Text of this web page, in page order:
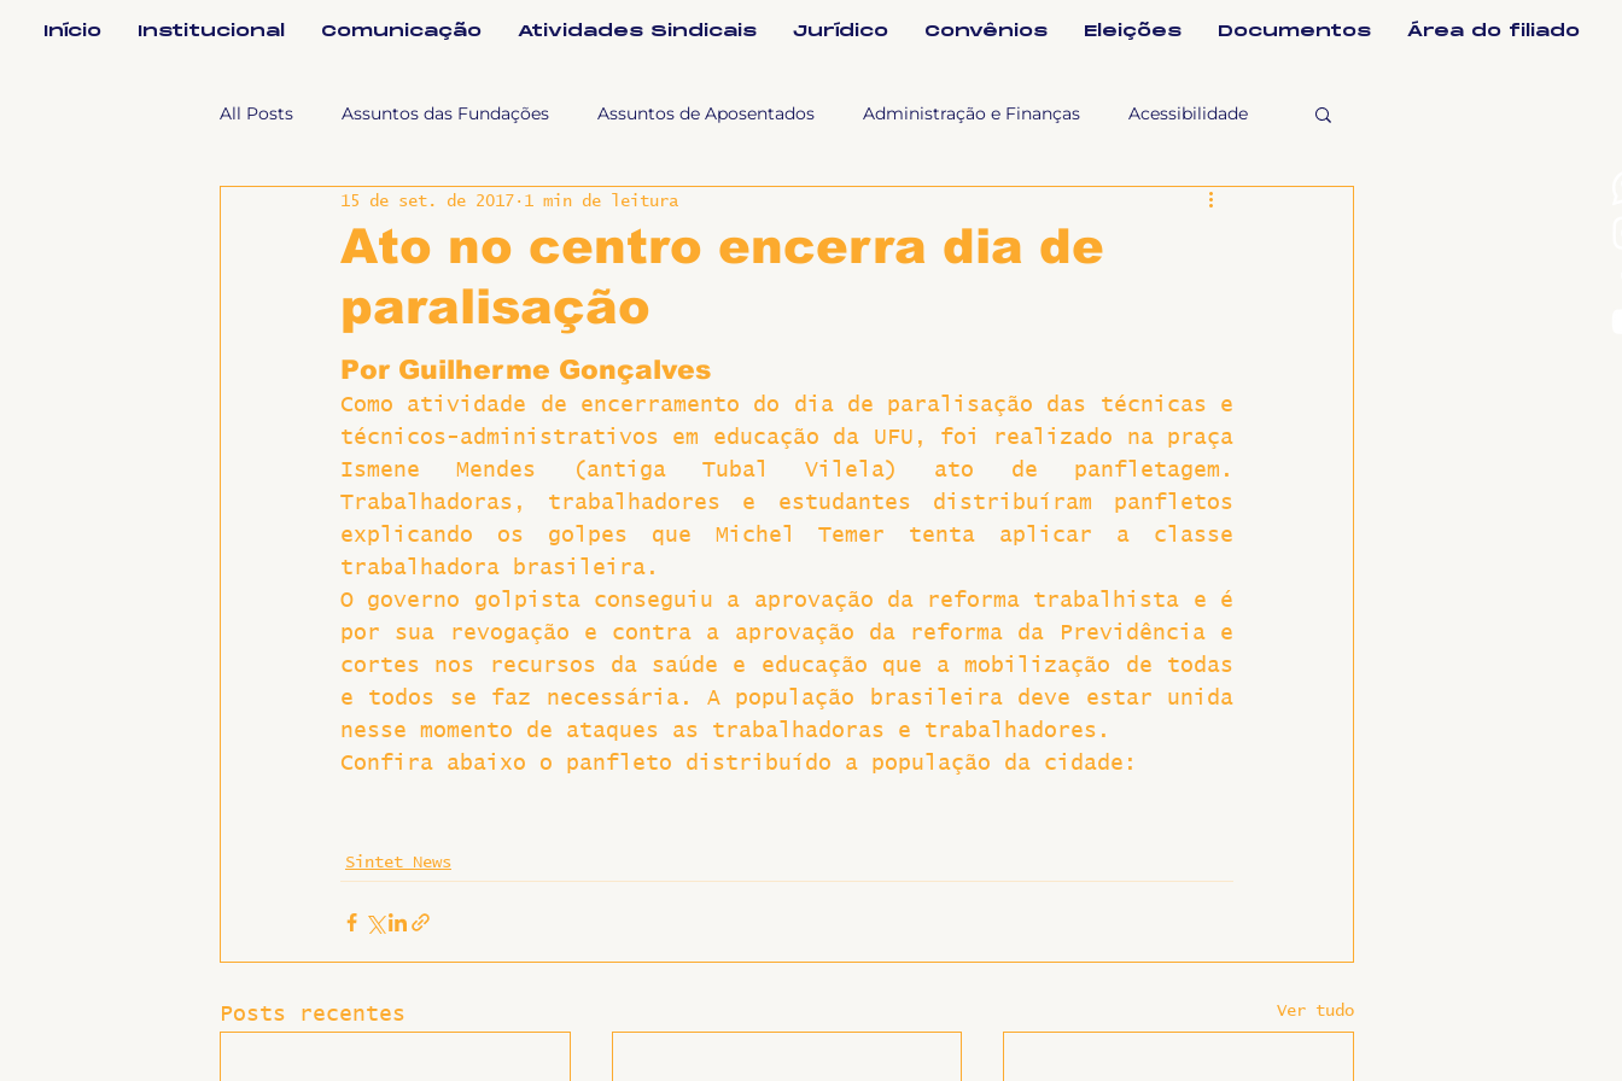
Início Institucional Comunicação Atividades Sindicais Jurídico Convênios Eleições Documentos Área do filiado
All Posts Assuntos das Fundações Assuntos de Aposentados Administração e Finanças Acessibilidade
Assuntos Jurídicos e Relação de Tra Fala SINTET-UFU
Coordenações Efetivos Documentos
Notícias Imprensa e comunicação Politicas Socias Antirracismo Suplentes
Sem categoria Slider Nova Sintet News Suplentes Você Sabia Divulgações
Hospitais e Saúde Pública Greve
Ato no centro encerra dia de
paralisação
15 de set. de 2017 1 min de leitura
Por Guilherme Gonçalves
Como atividade de encerramento do dia de paralisação das técnicas e
técnicos-administrativos em educação da UFU, foi realizado na praça
Ismene Mendes (antiga Tubal Vilela) ato de panfletagem.
Trabalhadoras, trabalhadores e estudantes distribuíram panfletos
explicando os golpes que Michel Temer tenta aplicar a classe
trabalhadora brasileira.
O governo golpista conseguiu a aprovação da reforma trabalhista e é
por sua revogação e contra a aprovação da reforma da Previdência e
cortes nos recursos da saúde e educação que a mobilização de todas
e todos se faz necessária. A população brasileira deve estar unida
nesse momento de ataques as trabalhadoras e trabalhadores.
Confira abaixo o panfleto distribuído a população da cidade:
Sintet News
Posts recentes Ver tudo